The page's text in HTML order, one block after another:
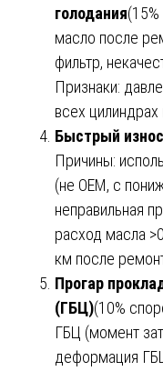
голодания
масло после
фильтр,
Признаки:
всех цилиндрах
Быстрый
Причины:
(не OEM, с
неправильная
расход масла
км после
Прогар
(ГБЦ)(10%
ГБЦ (момент
деформация